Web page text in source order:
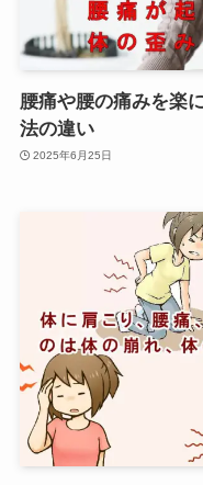
腰痛や腰の痛みを楽
法の違い
2025年6月25日